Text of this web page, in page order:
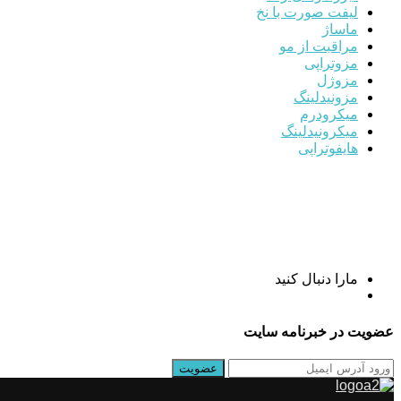
لیفت صورت با نخ
ماساژ
مراقبت از مو
مزوتراپی
مزوژل
مزونیدلینگ
میکرودرم
میکرونیدلینگ
هایفوتراپی
مارا دنبال کنید
عضویت در خبرنامه سایت